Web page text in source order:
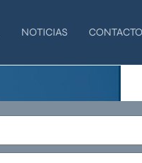
NOTICIAS CONTACTO